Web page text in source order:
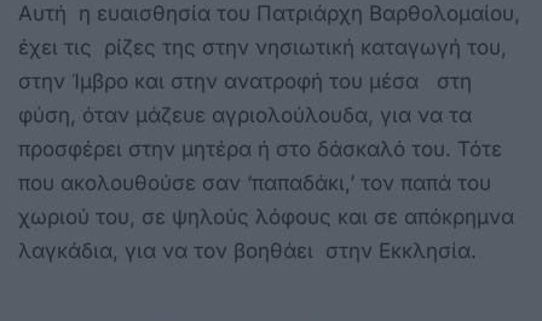
Αυτή η ευαισθησία του Πατριάρχη Βαρθολομαίου,
έχει τις ρίζες της στην νησιωτική καταγωγή του,
στην Ίμβρο και στην ανατροφή του μέσα στη
φύση, όταν μάζευε αγριολούλουδα, για να τα
προσφέρει στην μητέρα ή στο δάσκαλό του. Τότε
που ακολουθούσε σαν ‘παπαδάκι,’ τον παπά του
χωριού του, σε ψηλούς λόφους και σε απόκρημνα
λαγκάδια, για να τον βοηθάει στην Εκκλησία.